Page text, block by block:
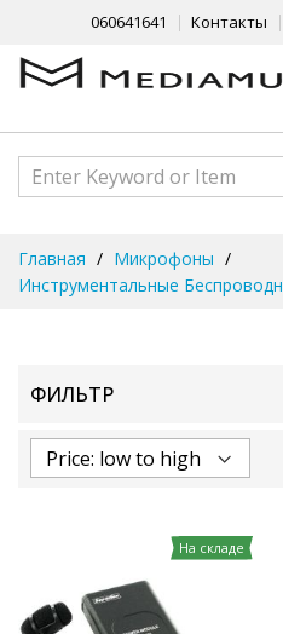
060641641 Контакты
Content
Главная
Микрофоны
Инструментальные
ФИЛЬТР
На складе